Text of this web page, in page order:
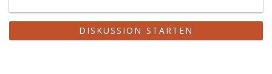
DISKUSSION STARTEN